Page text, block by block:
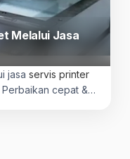
Melalui Jasa
jasa servis printer
cepat &